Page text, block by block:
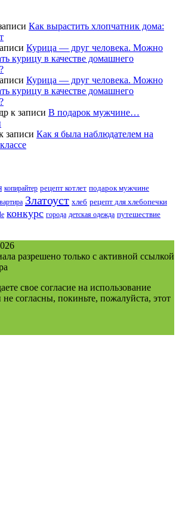
Как вырастить хлопчатник дома:
Курица — друг человека. Можно
курицу в качестве домашнего
Курица — друг человека. Можно
курицу в качестве домашнего
к записи В подарок мужчине…
записи Как я была наблюдателем на
копирайтер рецепт котлет подарок мужчине
Златоуст хлеб рецепт для хлебопечки
конкурс города детская одежда путешествие
разрешено только с активной ссылкой
свое согласие на использование
согласны, покиньте, пожалуйста, этот